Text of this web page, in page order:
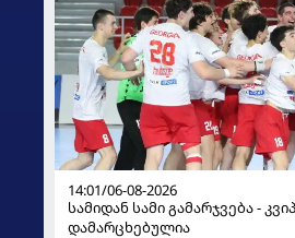
14:01/06-08-2026
სამიდან სამი გამარჯვება -
დამარცხებულია